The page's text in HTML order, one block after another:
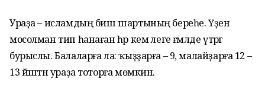
Ураҙа – исламдың биш шарты­ның береһе. Үҙен
мосолман тип һанаған һәр кем әлеге ғәмәлде үтәргә
бурыслы. Балаларға ла: ҡыҙҙарға – 9, малайҙарға 12 –
13 йәштән ураҙа тоторға мөмкин.